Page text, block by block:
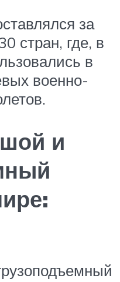
за
стран, где, в
в
военно-
и